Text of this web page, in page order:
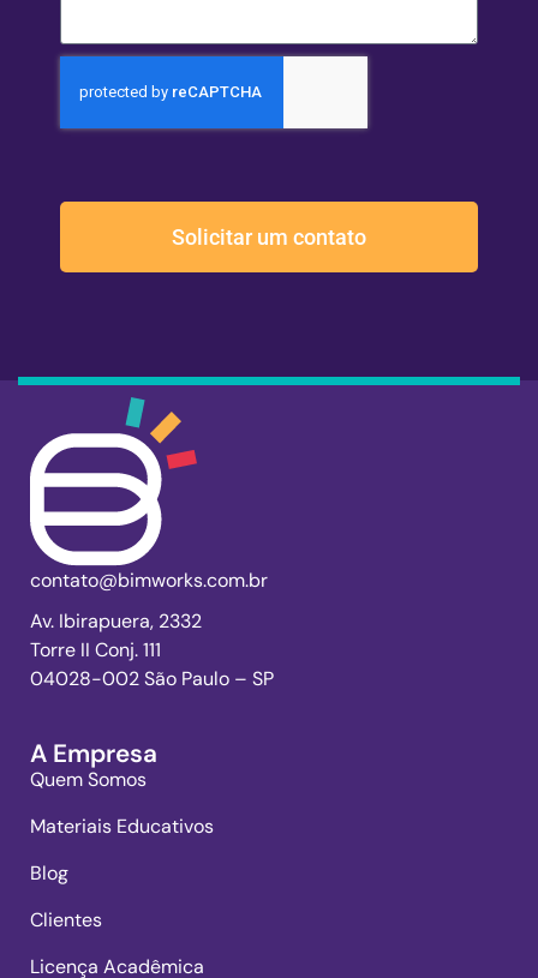
Solicitar um contato
contato@bimworks.com.br
Av. Ibirapuera, 2332
Torre II Conj. 111
04028-002 São Paulo – SP
A Empresa
Quem Somos
Materiais Educativos
Blog
Clientes
Licença Acadêmica